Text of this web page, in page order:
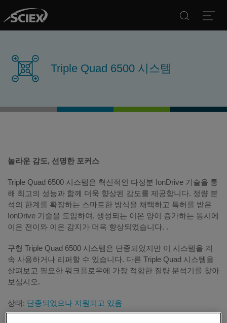
Triple Quad 6500 시스템
놀라운 감도, 선명한 포커스
Triple Quad 6500 시스템은 혁신적인 다성분 IonDrive 기술을 통
해 최고의 성능과 함께 더욱 향상된 감도를 제공합니다. 정량 분
석의 한계를 확장하는 스마트한 방식을 채택하고 특허를 받은
IonDrive 기술을 도입하여, 생성되는 이온 양이 증가하는 동시에
이온 전이와 이온 감지가 더욱 향상되었습니다. .
구형 Triple Quad 6500 시스템은 단종되었지만 이 시스템을 계
속 사용하거나 리퍼할 수 있습니다. 다른 Triple Quad 시스템을
살펴보고 필요한 워크플로우에 가장 적합한 질량 분석기를 찾아
보십시오.
상태: 단종되었으나 지원되고 있음